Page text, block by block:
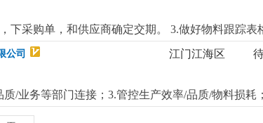
下采购单，和供应商确定交期。 3.做好物料跟踪
单。任职要求：1、高中或以上学历；2、有相关
4：月休两天。
公司 江门江海区
/业务等部门连接；3.管控生产效率/品质/物料损耗
求:1.2年以上风扇灯行业生产管理经验；2.高中